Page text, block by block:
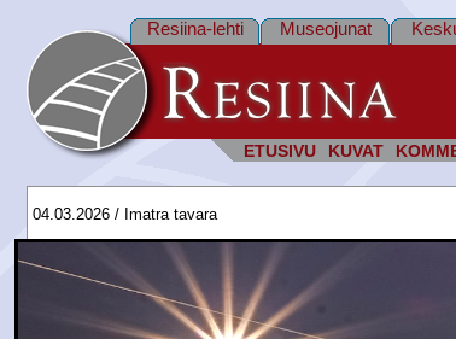
ETUSIVU KUVAT
Resiina-lehti Museojunat
04.03.2026 / Imatra tavara